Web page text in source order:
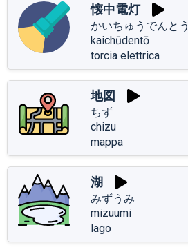
懐中電灯
かいちゅうでんとう
kaichūdentō
torcia elettrica
地図
ちず
chizu
mappa
湖
みずうみ
mizuumi
lago